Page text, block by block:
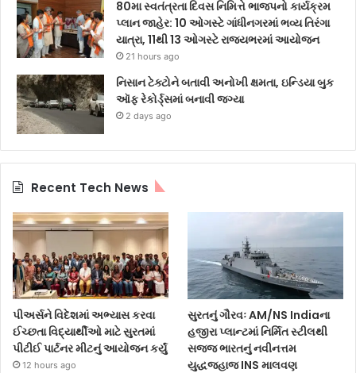
80મા સ્વતંત્રતા દિવસ નિમિત્તે ભાજપનો કાર્યક્રમ
પ્લાન જાહેર: 10 ઓગસ્ટે ગાંધીનગરમાં ભવ્ય તિરંગા
યાત્રા, 11થી 13 ઓગસ્ટે રાજ્યભરમાં આયોજન
21 hours ago
નિસાન ટેક્ટોને બતાવી અનોખી ક્ષમતા, ઇન્ડિયા બુક
ઑફ રેકોર્ડ્સમાં બનાવી જગ્યા
2 days ago
Recent Tech News
પીઅર્સને વિદેશમાં અભ્યાસ કરવા
ઈચ્છતા વિદ્યાર્થીઓ માટે સુરતમાં
પીટીઈ પાર્ટનર મીટનું આયોજન કર્યું
12 hours ago
સુરતનું ગૌરવઃ AM/NS Indiaના
હજીરા પ્લાન્ટમાં નિર્મિત સ્ટીલથી
સજ્જ ભારતનું નવીનત્તમ
યુદ્ધજહાજ INS માલવણ